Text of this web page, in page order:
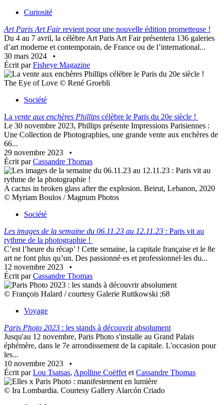
Curiosité
Art Paris Art Fairrevient pour une nouvelle édition prometteuse !
Du 4 au 7 avril, la célèbre Art Paris Art Fair présentera 136 galeries
d’art moderne et contemporain, de France ou de l’international...
30 mars 2024
•
Écrit parFisheye Magazine
The Eye of Love © René Groebli
Société
La vente aux enchères Phillips célèbre le Paris du 20e siècle !
Le 30 novembre 2023, Phillips présente Impressions Parisiennes :
Une Collection de Photographies, une grande vente aux enchères de
66...
29 novembre 2023
•
Écrit parCassandre Thomas
A cactus in broken glass after the explosion. Beirut, Lebanon, 2020
© Myriam Boulos / Magnum Photos
Société
Les images de la semaine du 06.11.23 au 12.11.23 : Paris vit au
rythme de la photographie !
C’est l’heure du récap’ ! Cette semaine, la capitale française et le 8e
art ne font plus qu’un. Des passionné·es et professionnel·les du...
12 novembre 2023
•
Écrit parCassandre Thomas
© François Halard / courtesy Galerie Ruttkowski ;68
Voyage
Paris Photo 2023 : les stands à découvrir absolument
Jusqu'au 12 novembre, Paris Photo s'installe au Grand Palais
éphémère, dans le 7e arrondissement de la capitale. L'occasion pour
les...
10 novembre 2023
•
Écrit parLou Tsatsas, Apolline Coëffet et Cassandre Thomas
© Ira Lombardia. Courtesy Gallery Alarcón Criado